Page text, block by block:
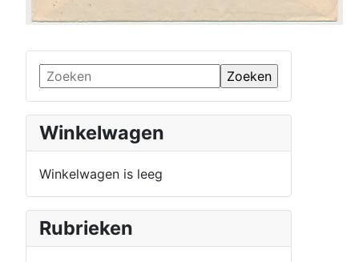
Winkelwagen
Winkelwagen is leeg
Rubrieken